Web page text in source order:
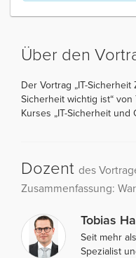
Über den
Der Vortrag „IT-Sicherheit
Sicherheit wichtig ist“
Kurses „IT-Sicherheit
Dozent des
Zusammenfassung:
Tobias
Seit mehr
Spezialist